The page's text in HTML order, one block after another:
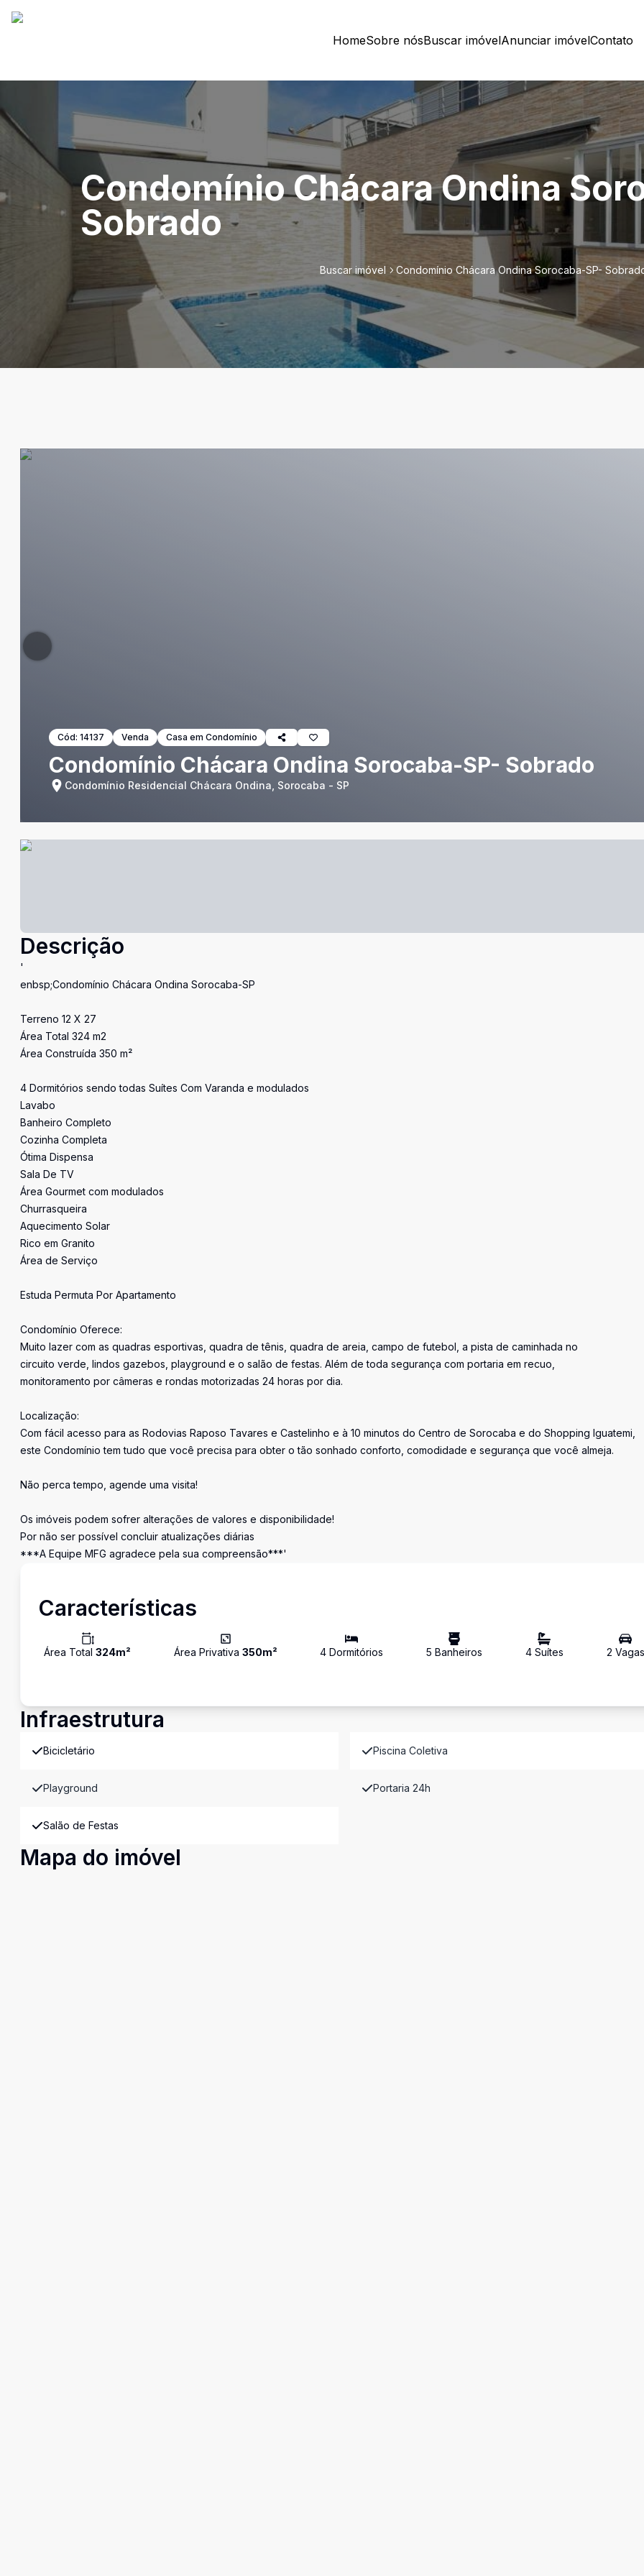
HomeSobre nósBuscar imóvelAnunciar imóvelContato
Condomínio Chácara Ondina
Sobrado
Buscar imóvel Condomínio Chácara Ondina Sorocaba-SP-
Cód: 14137 Venda Casa em Condomínio
Condomínio Chácara Ondina Sorocaba-SP- Sobrado
Condomínio Residencial Chácara Ondina, Sorocaba - SP
Descrição
'
enbsp;Condomínio Chácara Ondina Sorocaba-SP
Terreno 12 X 27
Área Total 324 m2
Área Construída 350 m²
4 Dormitórios sendo todas Suítes Com Varanda e modulados
Lavabo
Banheiro Completo
Cozinha Completa
Ótima Dispensa
Sala De TV
Área Gourmet com modulados
Churrasqueira
Aquecimento Solar
Rico em Granito
Área de Serviço
Estuda Permuta Por Apartamento
Condomínio Oferece:
Muito lazer com as quadras esportivas, quadra de tênis, quadra de areia, campo de futebol, a pista de caminhada no
circuito verde, lindos gazebos, playground e o salão de festas. Além de toda segurança com portaria em recuo,
monitoramento por câmeras e rondas motorizadas 24 horas por dia.
Localização:
Com fácil acesso para as Rodovias Raposo Tavares e Castelinho e à 10 minutos do Centro de Sorocaba e do Shopping Iguatemi,
este Condomínio tem tudo que você precisa para obter o tão sonhado conforto, comodidade e segurança que você almeja.
Não perca tempo, agende uma visita!
Os imóveis podem sofrer alterações de valores e disponibilidade!
Por não ser possível concluir atualizações diárias
***A Equipe MFG agradece pela sua compreensão***'
Características
Área Total 324m² Área Privativa 350m² 4 Dormitórios 5 Banheiros 4Suítes 2 Vagas
Infraestrutura
Bicicletário Piscina Coletiva
Playground Portaria 24h
Salão de Festas
Mapa do imóvel